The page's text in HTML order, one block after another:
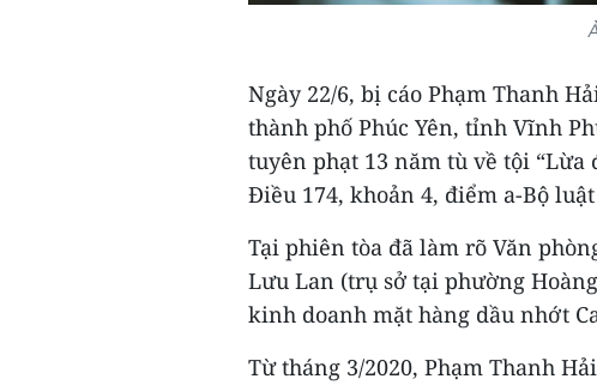
Ngày 22/6, bị cáo Phạm Thanh
thành phố Phúc Yên, tỉnh Vĩnh
tuyên phạt 13 năm tù về tội
Điều 174, khoản 4, điểm a-Bộ
Tại phiên tòa đã làm rõ Văn
Lưu Lan (trụ sở tại phường
kinh doanh mặt hàng dầu nhớt
Từ tháng 3/2020, Phạm Thanh